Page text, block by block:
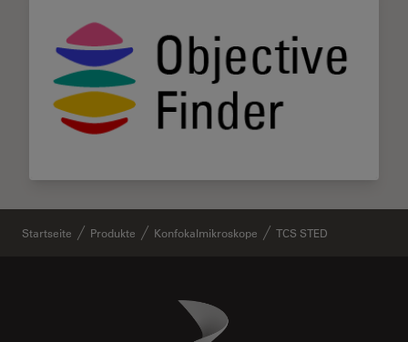
Startseite Produkte Konfokalmikroskope TCS STED
Danaher Logo